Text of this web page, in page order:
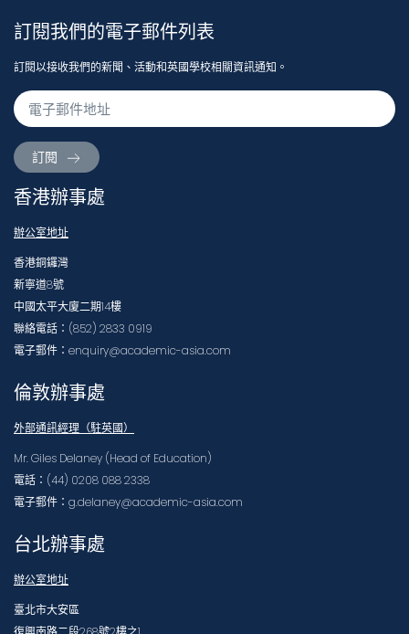
訂閱我們的電子郵件列表
訂閱以接收我們的新聞、活動和英國學校相關資訊通知。
訂閱
香港辦事處
辦公室地址
香港銅鑼灣
新寧道8號
中國太平大廈二期14樓
聯絡電話：(852) 2833 0919
電子郵件：enquiry@academic-asia.com
倫敦辦事處
外部通訊經理（駐英國）
Mr. Giles Delaney (Head of Education)
電話：(44) 0208 088 2338
電子郵件：g.delaney@academic-asia.com
台北辦事處
辦公室地址
臺北市大安區